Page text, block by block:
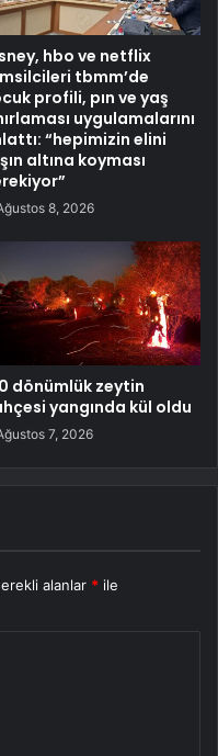
hbo ve netflix
tbmm’de
profili, pın ve yaş
uygulamalarını
“hepimizin elini
altına koyması
8, 2026
dönümlük zeytin
yangında kül oldu
7, 2026
alanlar * ile